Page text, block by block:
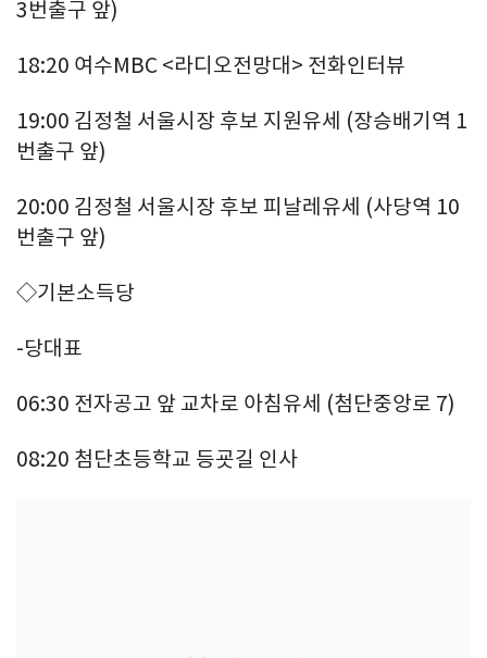
3번출구 앞)
18:20 여수MBC <라디오전망대> 전화인터뷰
19:00 김정철 서울시장 후보 지원유세 (장승배기역 1
번출구 앞)
20:00 김정철 서울시장 후보 피날레유세 (사당역 10
번출구 앞)
◇기본소득당
-당대표
06:30 전자공고 앞 교차로 아침유세 (첨단중앙로 7)
08:20 첨단초등학교 등굣길 인사